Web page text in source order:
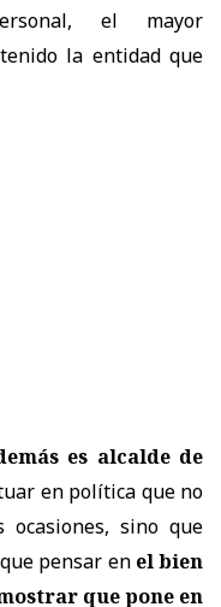
el mayor
la entidad que
es alcalde de
en política que no
ocasiones, sino que
pensar en el bien
que pone en